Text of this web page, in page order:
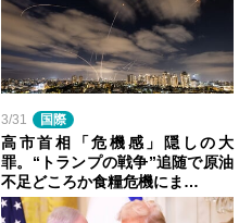
3/31 国際
高市首相「危機感」隠しの大
罪。“トランプの戦争”追随で原油
不足どころか食糧危機にま…